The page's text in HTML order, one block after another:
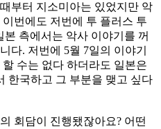
부터 지소미아는 있었지만 악
번에도 저번에 투 플러스 투
측에서는 악사 이야기를 꺼
다. 저번에 5월 7일의 이야기
수는 없다 하더라도 일본은
한국하고 그 부분을 맺고 싶다
회담이 진행됐잖아요? 어떤